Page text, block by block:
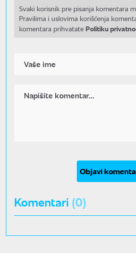
Svaki korisnik pre pisanja komentara
Pravilima i uslovima korišćenja
komentara prihvatate Politiku
Objavi
Komentari (0)